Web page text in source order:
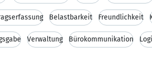
Belastbarkeit Freundlichkeit
Verwaltung Bürokommunikation